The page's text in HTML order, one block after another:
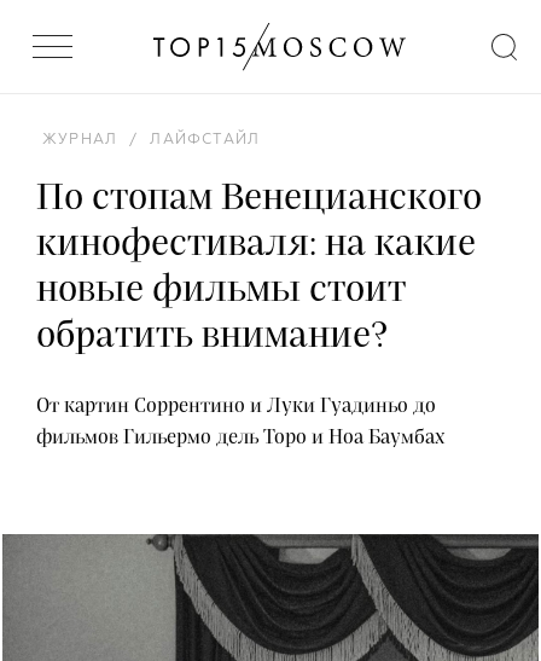
ЖУРНАЛ / ЛАЙФСТАЙЛ
По стопам Венецианского
кинофестиваля: на какие
новые фильмы стоит
обратить внимание?
От картин Соррентино и Луки Гуадиньо до
фильмов Гильермо дель Торо и Ноа Баумбах